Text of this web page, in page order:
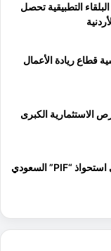
التطبيقية تحصل
قطاع ريادة الأعمال
الاستثمارية الكبرى
الاتحاد الأوروبي يوافق على استحواذ “PIF” السعودي